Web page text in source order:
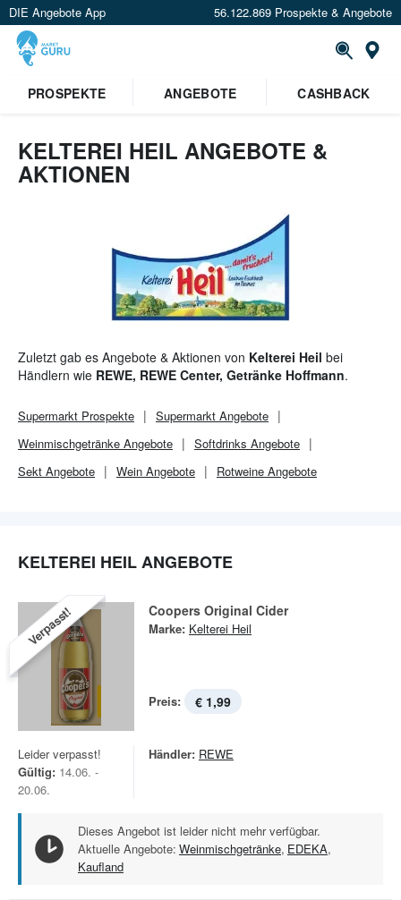
DIE Angebote App 56.122.869 Prospekte & Angebote
PROSPEKTE ANGEBOTE CASHBACK
KELTEREI HEIL ANGEBOTE &
AKTIONEN
Zuletzt gab es Angebote & Aktionen von Kelterei Heil bei
Händlern wie REWE, REWE Center, Getränke Hoffmann.
Supermarkt Prospekte Supermarkt Angebote
Weinmischgetränke Angebote
Softdrinks Angebote
Sekt Angebote
Wein Angebote Rotweine Angebote
KELTEREI HEIL ANGEBOTE
Verpasst! Coopers Original Cider
Marke: Kelterei Heil
Preis: € 1,99
Leider verpasst!
Gültig: 14.06. -
20.06.
Händler: REWE
Dieses Angebot ist leider nicht mehr verfügbar.
Aktuelle Angebote: Weinmischgetränke, EDEKA,
Kaufland